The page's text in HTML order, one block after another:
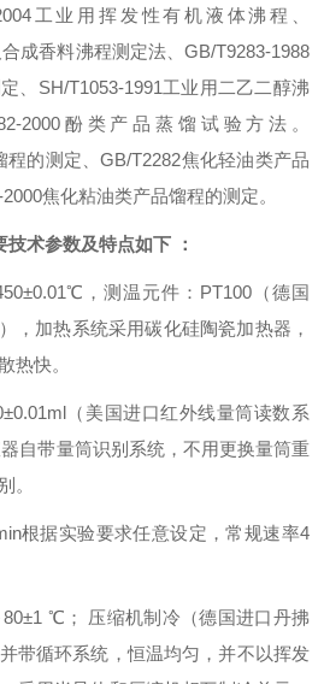
工业用挥发性有机液体沸程、
成香料沸程测定法、GB/T9283-1988
、SH/T1053-1991工业用二乙二醇沸
2000酚类产品蒸馏试验方法。
程的测定、GB/T2282焦化轻油类产品
焦化粘油类产品馏程的测定。
技术参数及特点如下 ：
，测温元件：PT100（德国
，加热系统采用碳化硅陶瓷加热器，
热快。
（美国进口红外线量筒读数系
自带量筒识别系统，不用更换量筒重
。
根据实验要求任意设定，常规速率4
℃； 压缩机制冷（德国进口丹拂
带循环系统，恒温均匀，并不以挥发